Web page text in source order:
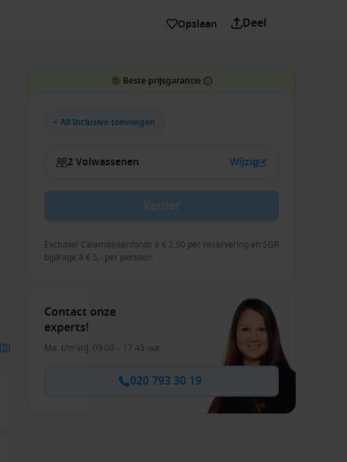
Opslaan Deel
Beste prijsgarantie
+ All Inclusive toevoegen
2 Volwassenen Wijzig
Exclusief Calamiteitenfonds à € 2.50 per reservering en SGR
bijdrage à € 5,- per persoon
Contact onze
experts!
Ma. t/m vrij. 09:00 – 17:45 uur
020 793 30 19